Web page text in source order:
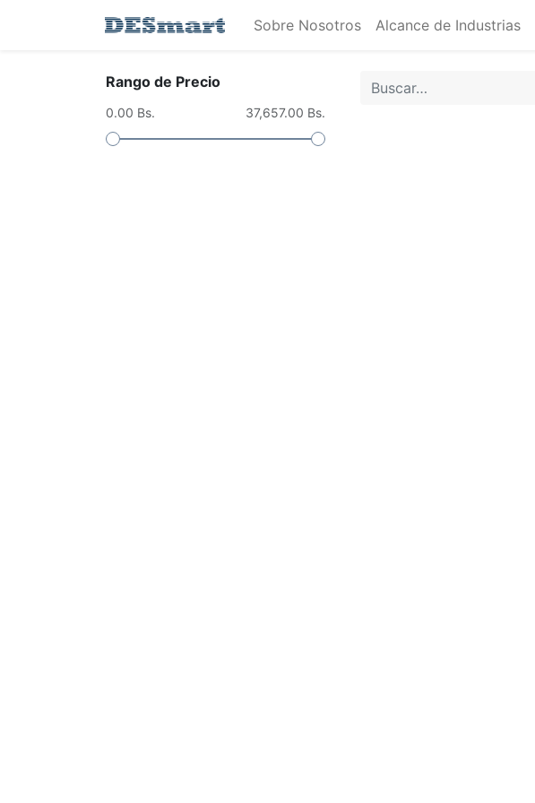
Sobre Nosotros Alcance de Industrias
Rango de Precio
0.00 Bs. 37,657.00 Bs.